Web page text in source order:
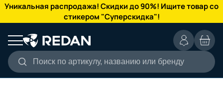
Уникальная распродажа! Скидки до 90%! Ищите товар со
стикером "Суперскидка"!
Поиск по артикулу, названию или бренду
КАТАЛОГ